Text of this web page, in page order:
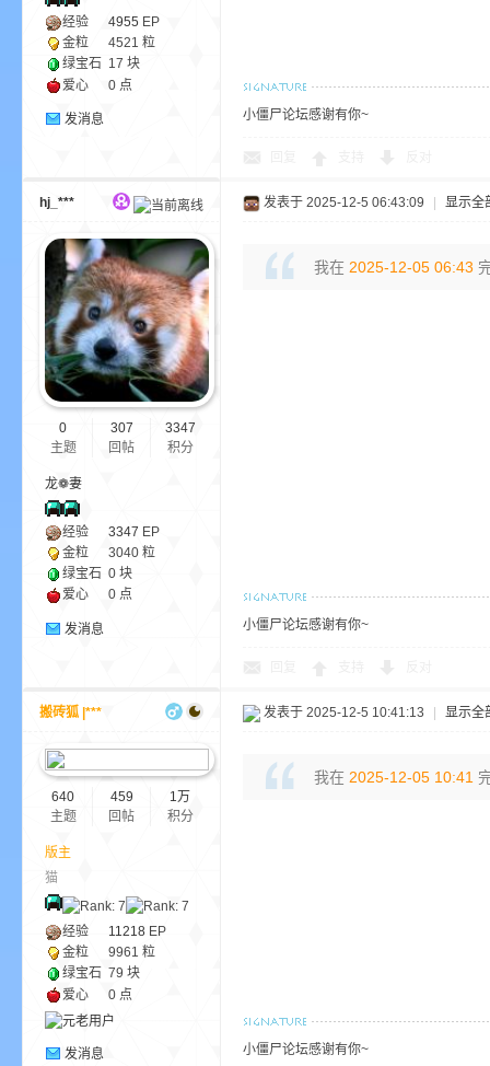
经验 4955 EP
金粒
4521 粒
绿宝石 17 块
爱心
0 点
发消息 小僵尸论坛感谢有你~
hj_***
0
主题
307
回帖
3347
积分
龙❁妻
经验 3347 EP
金粒
3040 粒
绿宝石 0 块
爱心
0 点
发消息
发表于 2025-12-5 06:43:09 显示全
我在 2025-12-05 06:43
小僵尸论坛感谢有你~
搬砖狐 |***
640
主题
459
回帖
1万
积分
版主
猫
经验 11218 EP
金粒
9961 粒
绿宝石 79 块
爱心
0 点
发消息
发表于 2025-12-5 10:41:13 显示全
我在 2025-12-05 10:41
小僵尸论坛感谢有你~